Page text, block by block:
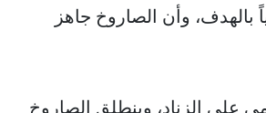
بالهدف، وأن الصاروخ جاهز
على الزناد، وينطلق الصاروخ